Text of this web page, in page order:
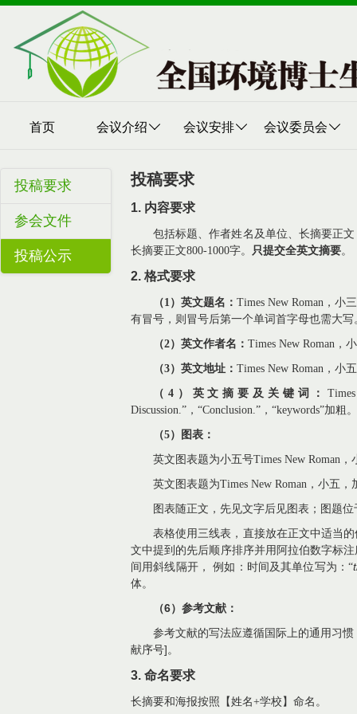
首页 会议介绍 会议安排 会议委员会
投稿要求
参会文件
投稿公示
投稿要求
1. 内容要求
包括标题、作者姓名及单位、长摘要正
长摘要正文800-1000字。 只提交全英文摘要。
2. 格式要求
（1） 英文题名： Times New Roman ，小
有冒号，则冒号后第一个单词首字母也需大写
（2） 英文作者名： Times New Roman ，
（3） 英文地址： Times New Roman ，小
（4） 英文摘要及关键词：
Discussion.”，“Conclusion.”，“keywords”加粗
（5） 图表：
英文图表题为小五号Times New Roman
英文图表题为Times New Roman ，小五
图表随正文，先见文字后见图表；图题
表格使用三线表，直接放在正文中适当
文中提到的先后顺序排序并用阿拉伯数字标
间用斜线隔开，
例如：时间及其单位写为：“t
体。
（6）参考文献：
参考文献的写法应遵循国际上的通用习
献序号]。
3. 命名要求
长摘要和海报按照【姓名+学校】命名。